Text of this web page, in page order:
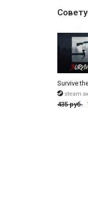
Survive
steam
435 руб.